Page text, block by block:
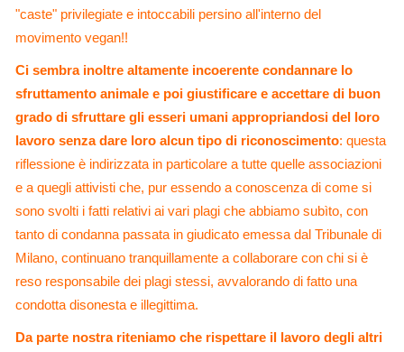
"caste" privilegiate e intoccabili persino all'interno del
movimento vegan!!
Ci sembra inoltre altamente incoerente condannare lo
sfruttamento animale e poi giustificare e accettare di buon
grado di sfruttare gli esseri umani appropriandosi del loro
lavoro senza dare loro alcun tipo di riconoscimento: questa
riflessione è indirizzata in particolare a tutte quelle associazioni
e a quegli attivisti che, pur essendo a conoscenza di come si
sono svolti i fatti relativi ai vari plagi che abbiamo subìto, con
tanto di condanna passata in giudicato emessa dal Tribunale di
Milano, continuano tranquillamente a collaborare con chi si è
reso responsabile dei plagi stessi, avvalorando di fatto una
condotta disonesta e illegittima.
Da parte nostra riteniamo che rispettare il lavoro degli altri